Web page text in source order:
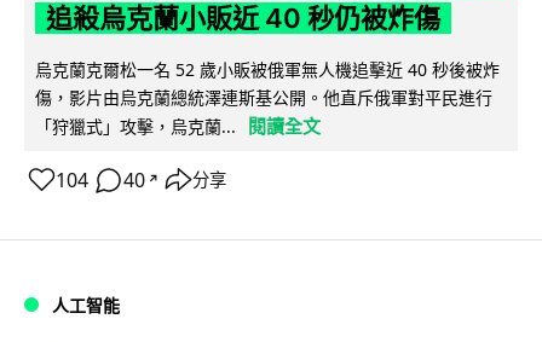
追殺烏克蘭小販近 40 秒仍被炸傷
烏克蘭克爾松一名 52 歲小販被俄軍無人機追擊近 40 秒後被炸
傷，影片由烏克蘭總統澤連斯基公開。他直斥俄軍對平民進行
「狩獵式」攻擊，烏克蘭...
閱讀全文
104 40 ↗ 分享
人工智能